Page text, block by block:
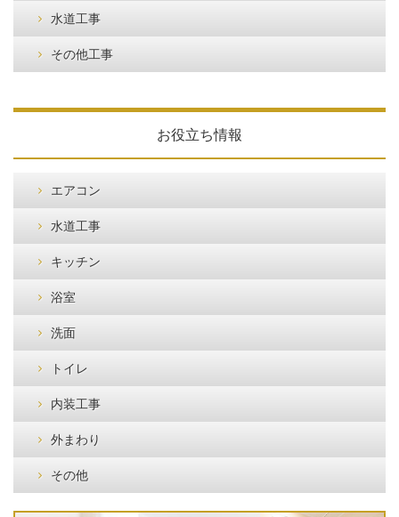
水道工事
その他工事
お役立ち情報
エアコン
水道工事
キッチン
浴室
洗面
トイレ
内装工事
外まわり
その他